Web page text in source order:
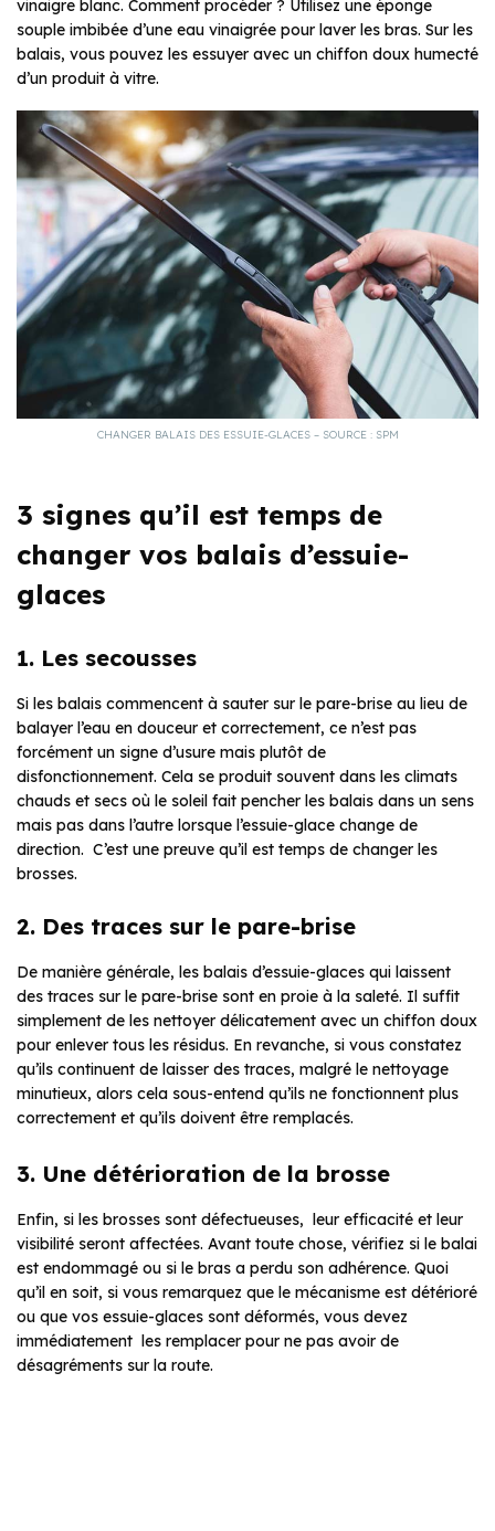
vinaigre blanc. Comment procéder ? Utilisez une éponge
souple imbibée d’une eau vinaigrée pour laver les bras. Sur les
balais, vous pouvez les essuyer avec un chiffon doux humecté
d’un produit à vitre.
CHANGER BALAIS DES ESSUIE-GLACES – SOURCE : SPM
3 signes qu’il est temps de
changer vos balais d’essuie-
glaces
1. Les secousses
Si les balais commencent à sauter sur le pare-brise au lieu de
balayer l’eau en douceur et correctement, ce n’est pas
forcément un signe d’usure mais plutôt de
disfonctionnement. Cela se produit souvent dans les climats
chauds et secs où le soleil fait pencher les balais dans un sens
mais pas dans l’autre lorsque l’essuie-glace change de
direction. C’est une preuve qu’il est temps de changer les
brosses.
2. Des traces sur le pare-brise
De manière générale, les balais d’essuie-glaces qui laissent
des traces sur le pare-brise sont en proie à la saleté. Il suffit
simplement de les nettoyer délicatement avec un chiffon doux
pour enlever tous les résidus. En revanche, si vous constatez
qu’ils continuent de laisser des traces, malgré le nettoyage
minutieux, alors cela sous-entend qu’ils ne fonctionnent plus
correctement et qu’ils doivent être remplacés.
3. Une détérioration de la brosse
Enfin, si les brosses sont défectueuses, leur efficacité et leur
visibilité seront affectées. Avant toute chose, vérifiez si le balai
est endommagé ou si le bras a perdu son adhérence. Quoi
qu’il en soit, si vous remarquez que le mécanisme est détérioré
ou que vos essuie-glaces sont déformés, vous devez
immédiatement les remplacer pour ne pas avoir de
désagréments sur la route.